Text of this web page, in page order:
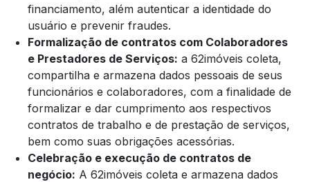
financiamento, além autenticar a identidade do
usuário e prevenir fraudes.
Formalização de contratos com Colaboradores
e Prestadores de Serviços: a 62imóveis coleta,
compartilha e armazena dados pessoais de seus
funcionários e colaboradores, com a finalidade de
formalizar e dar cumprimento aos respectivos
contratos de trabalho e de prestação de serviços,
bem como suas obrigações acessórias.
Celebração e execução de contratos de
negócio: A 62imóveis coleta e armazena dados